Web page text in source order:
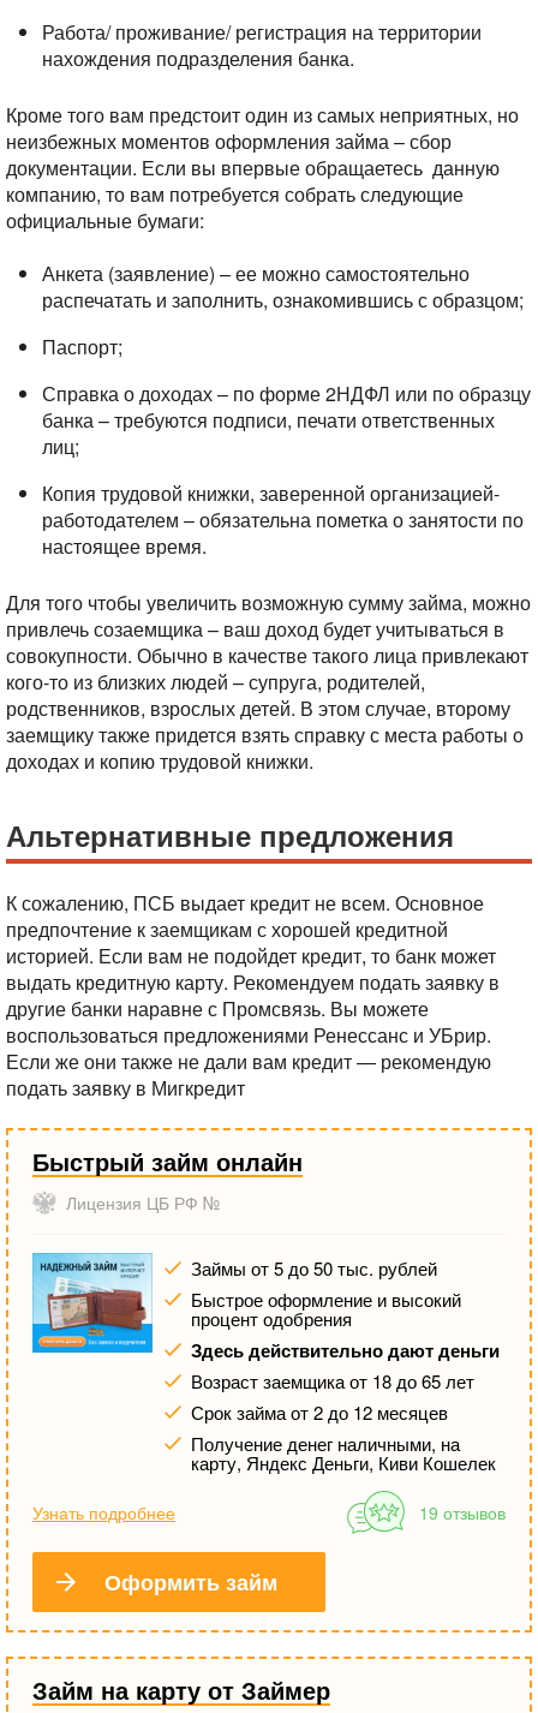
Работа/ проживание/ регистрация на территории
нахождения подразделения банка.
Кроме того вам предстоит один из самых неприятных, но
неизбежных моментов оформления займа – сбор
документации. Если вы впервые обращаетесь данную
компанию, то вам потребуется собрать следующие
официальные бумаги:
Анкета (заявление) – ее можно самостоятельно
распечатать и заполнить, ознакомившись с образцом;
Паспорт;
Справка о доходах – по форме 2НДФЛ или по образцу
банка – требуются подписи, печати ответственных
лиц;
Копия трудовой книжки, заверенной организацией-
работодателем – обязательна пометка о занятости по
настоящее время.
Для того чтобы увеличить возможную сумму займа, можно
привлечь созаемщика – ваш доход будет учитываться в
совокупности. Обычно в качестве такого лица привлекают
кого-то из близких людей – супруга, родителей,
родственников, взрослых детей. В этом случае, второму
заемщику также придется взять справку с места работы о
доходах и копию трудовой книжки.
Альтернативные предложения
К сожалению, ПСБ выдает кредит не всем. Основное
предпочтение к заемщикам с хорошей кредитной
историей. Если вам не подойдет кредит, то банк может
выдать кредитную карту. Рекомендуем подать заявку в
другие банки наравне с Промсвязь. Вы можете
воспользоваться предложениями Ренессанс и УБрир.
Если же они также не дали вам кредит — рекомендую
подать заявку в Мигкредит
Быстрый займ онлайн
Лицензия ЦБ РФ №
Займы от 5 до 50 тыс. рублей
Быстрое оформление и высокий
процент одобрения
Здесь действительно дают деньги
Возраст заемщика от 18 до 65 лет
Срок займа от 2 до 12 месяцев
Получение денег наличными, на
карту, Яндекс Деньги, Киви Кошелек
Узнать подробнее 19 отзывов
Оформить займ
Займ на карту от Займер